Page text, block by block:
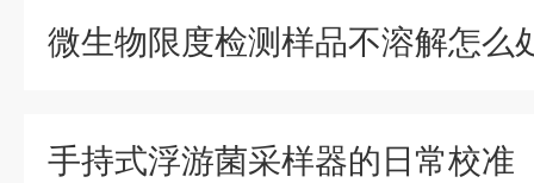
微生物限度检测样品不溶解怎么
手持式浮游菌采样器的日常校准